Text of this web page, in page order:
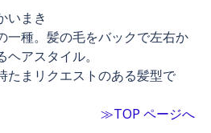
いまき
一種。髪の毛をバックで左右か
アスタイル。
たまリクエストのある髪型で
≫TOP ページへ